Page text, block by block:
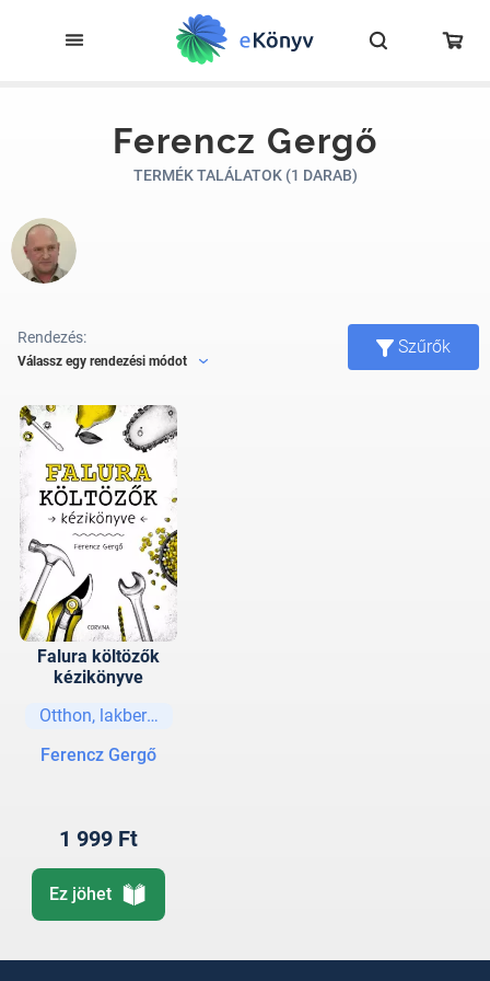
Ferencz Gergő
TERMÉK TALÁLATOK (1 DARAB)
Rendezés:
Válassz egy rendezési módot
Szűrők
Falura költözők
kézikönyve
Otthon, lakberendezés
Ferencz Gergő
1 999 Ft
Ez jöhet